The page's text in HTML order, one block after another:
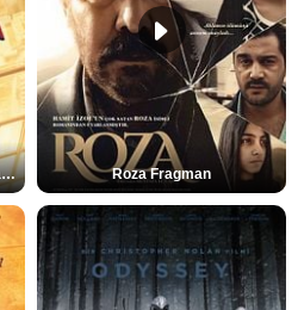
Spider-Man: Brand New Day Teaser Roza Fragman